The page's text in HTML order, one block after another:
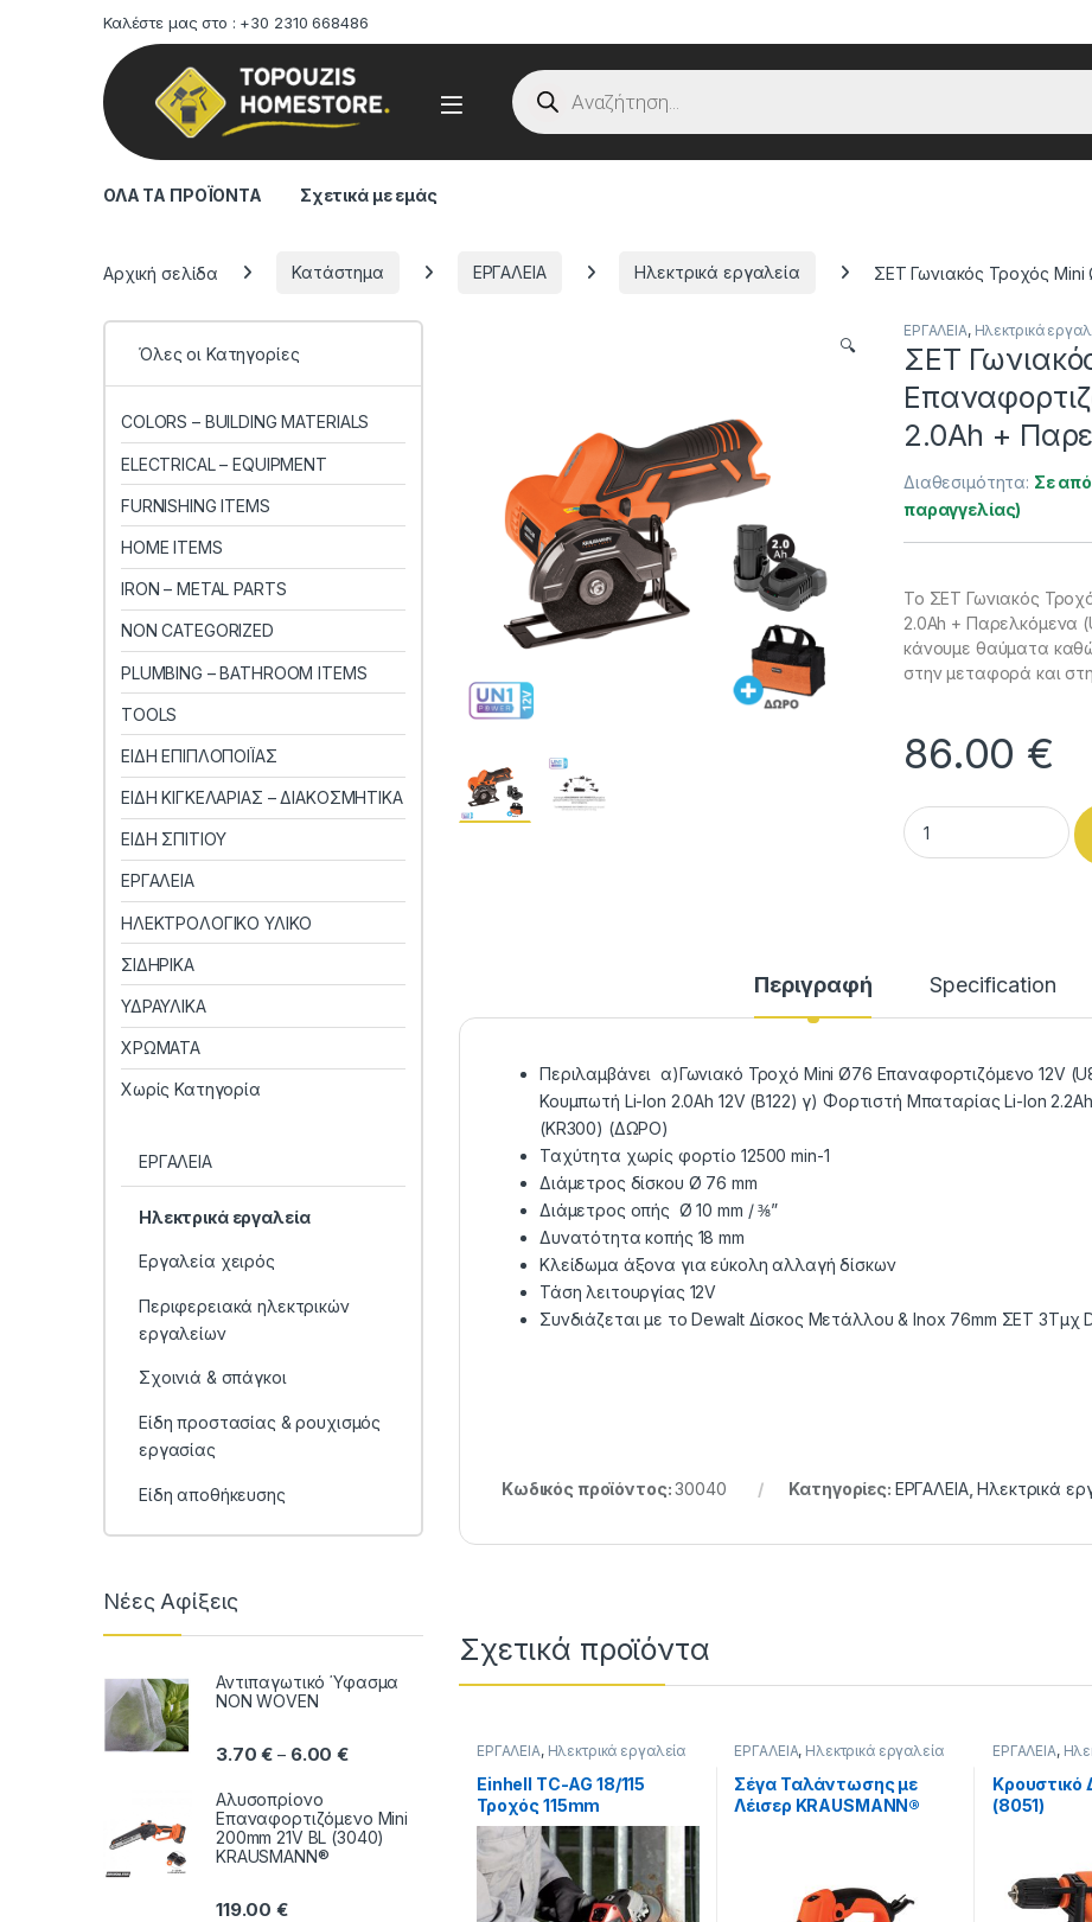
Καλέστε μας στο : +30 2310 668486
Products search
ΟΛΑ ΤΑ ΠΡΟΪΟΝΤΑ Σχετικά με εμάς
Αρχική σελίδα Κατάστημα ΕΡΓΑΛΕΙΑ Ηλεκτρικά εργαλεία ΣΕΤ Γωνιακός Τροχός
🔍
ΕΡΓΑΛΕΙΑ, Ηλεκτρικά
ΣΕΤ
2.0Ah +
Διαθεσιμότητα: Σε
παραγγελίας)
Το ΣΕΤ Γωνιακός
2.0Ah + Παρελκόμενα
κάνουμε θαύματα
στην μεταφορά και
86.00 €
ΣΕΤ Γωνιακός
Περιγραφή Specification
Περιλαμβάνει α)Γωνιακό Τροχό Mini Ø76 Επαναφορτιζόμενο 12V
Κουμπωτή Li-Ion 2.0Ah 12V (B122) γ) Φορτιστή Μπαταρίας Li-Ion
(KR300) (ΔΩΡΟ)
Ταχύτητα χωρίς φορτίο 12500 min-1
Διάμετρος δίσκου Ø 76 mm
Διάμετρος οπής Ø 10 mm / ⅜”
Δυνατότητα κοπής 18 mm
Κλείδωμα άξονα για εύκολη αλλαγή δίσκων
Τάση λειτουργίας 12V
Συνδιάζεται με το Dewalt Δίσκος Μετάλλου & Inox 76mm ΣΕΤ 3Τμχ
Κωδικός προϊόντος:30040 Κατηγορίες: ΕΡΓΑΛΕΙΑ,Ηλεκτρικά
Σχετικά προϊόντα
ΕΡΓΑΛΕΙΑ, Ηλεκτρικά εργαλεία
Einhell TC-AG 18/115
Τροχός 115mm
Μπαταρίας Solo 4431130
+ Einhell Σετ Μπαταρία
18V 2.5Ah με Φορτιστή
18V 4512097 (ΣΕ ΣΕΤ)
ΕΡΓΑΛΕΙΑ, Ηλεκτρικά εργαλεία
Σέγα Ταλάντωσης με
Λέισερ KRAUSMANN®
ΕΡΓΑΛΕΙΑ,
Κρουστικό
(8051)
Όλες οι Κατηγορίες
COLORS – BUILDING MATERIALS
ELECTRICAL – EQUIPMENT
FURNISHING ITEMS
HOME ITEMS
IRON – METAL PARTS
NON CATEGORIZED
PLUMBING – BATHROOM ITEMS
TOOLS
ΕΙΔΗ ΕΠΙΠΛΟΠΟΙΪΑΣ
ΕΙΔΗ ΚΙΓΚΕΛΑΡΙΑΣ – ΔΙΑΚΟΣΜΗΤΙΚΑ
ΕΙΔΗ ΣΠΙΤΙΟΥ
ΕΡΓΑΛΕΙΑ
ΗΛΕΚΤΡΟΛΟΓΙΚΟ ΥΛΙΚΟ
ΣΙΔΗΡΙΚΑ
ΥΔΡΑΥΛΙΚΑ
ΧΡΩΜΑΤΑ
Χωρίς Κατηγορία
ΕΡΓΑΛΕΙΑ
Ηλεκτρικά εργαλεία
Εργαλεία χειρός
Περιφερειακά ηλεκτρικών
εργαλείων
Σχοινιά & σπάγκοι
Είδη προστασίας & ρουχισμός
εργασίας
Είδη αποθήκευσης
Νέες Αφίξεις
Αντιπαγωτικό Ύφασμα
NON WOVEN
3.70€ – 6.00€Price range: 3.70 € through 6.00 €
Αλυσοπρίονο
Επαναφορτιζόμενο Mini
200mm 21V BL (3040)
KRAUSMANN®
119.00€